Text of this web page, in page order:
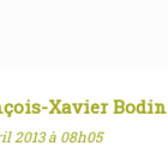
Xavier Bodin
2013 à 08h05